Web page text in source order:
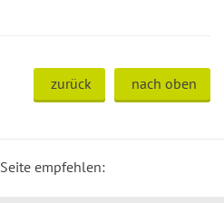
zurück nach oben
Seite empfehlen: